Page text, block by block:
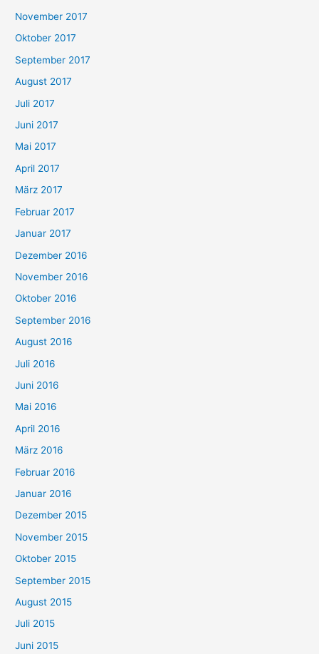
November 2017
Oktober 2017
September 2017
August 2017
Juli 2017
Juni 2017
Mai 2017
April 2017
März 2017
Februar 2017
Januar 2017
Dezember 2016
November 2016
Oktober 2016
September 2016
August 2016
Juli 2016
Juni 2016
Mai 2016
April 2016
März 2016
Februar 2016
Januar 2016
Dezember 2015
November 2015
Oktober 2015
September 2015
August 2015
Juli 2015
Juni 2015